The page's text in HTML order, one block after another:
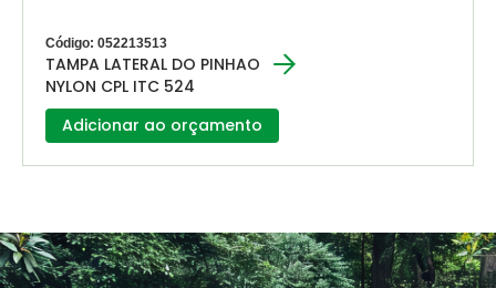
Código: 052213513
TAMPA LATERAL DO PINHAO
NYLON CPL ITC 524
Adicionar ao orçamento